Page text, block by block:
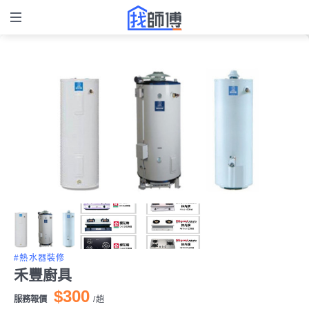
#熱水器裝修
禾豐廚具
服務報價 $300 /趟